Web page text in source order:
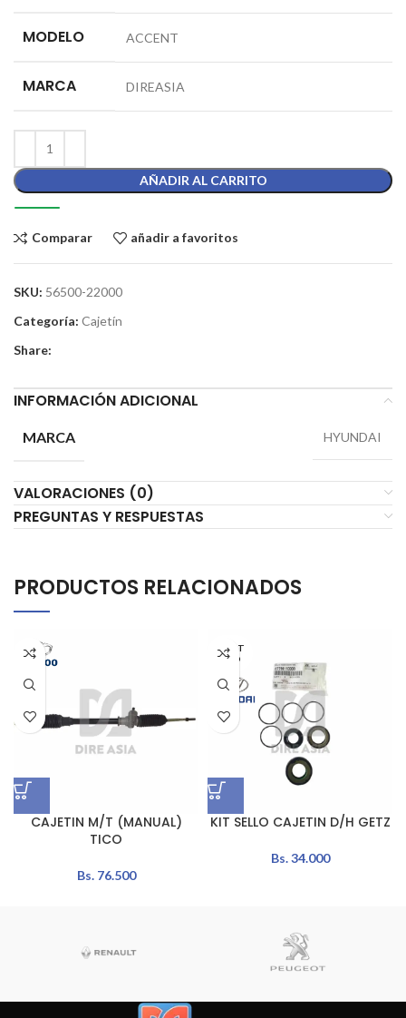
MODELO ACCENT
MARCA DIREASIA
AÑADIR AL CARRITO
Comparar añadir a favoritos
SKU: 56500-22000
Categoría: Cajetín
Share:
INFORMACIÓN ADICIONAL
MARCA HYUNDAI
VALORACIONES (0)
PREGUNTAS Y RESPUESTAS
PRODUCTOS RELACIONADOS
CAJETIN M/T (MANUAL)
TICO
Bs.76.500
AGOT
ADO
KIT SELLO CAJETIN D/H GETZ
Bs.34.000